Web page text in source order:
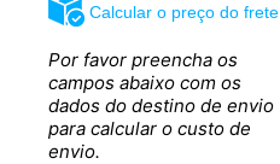
Calcular o preço do frete
Por favor preencha os
campos abaixo com os
dados do destino de envio
para calcular o custo de
envio.